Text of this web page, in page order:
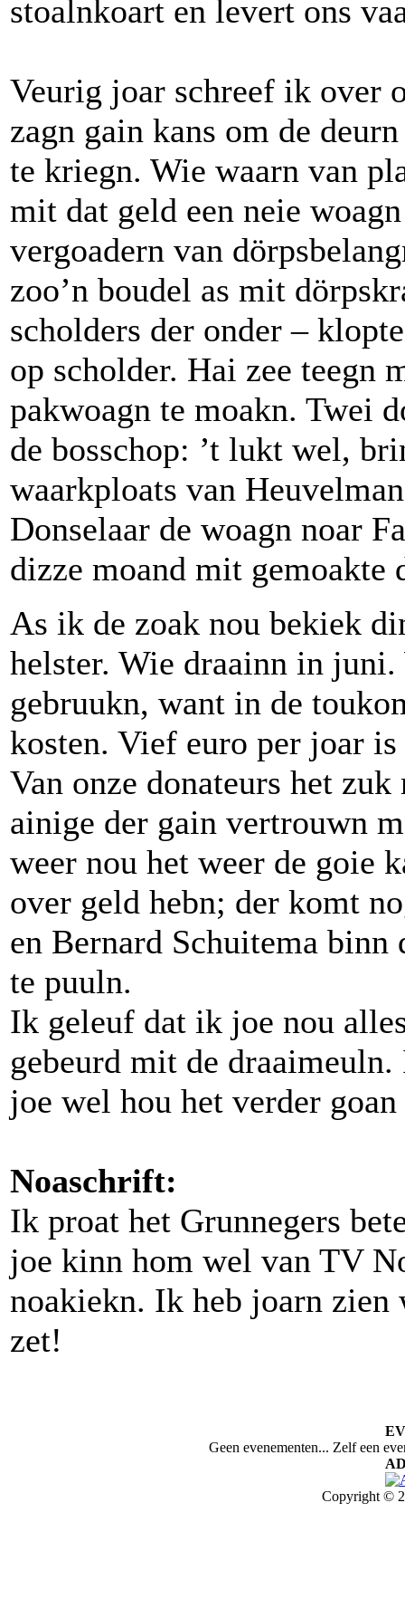
stoalnkoart en levert ons
Veurig joar schreef ik over
zagn gain kans om de
te kriegn. Wie waarn van
mit dat geld een neie
vergoadern van
zoo’n boudel as mit
scholders der onder –
op scholder. Hai zee teegn
pakwoagn te moakn. Twei
de bosschop: ’t lukt wel,
waarkploats van
Donselaar de woagn noar
dizze moand mit gemoakte
As ik de zoak nou bekiek
helster. Wie draainn in
gebruukn, want in de
kosten. Vief euro per joar
Van onze donateurs het
ainige der gain vertrouwn
weer nou het weer de goie
over geld hebn; der komt
en Bernard Schuitema binn
te puuln.
Ik geleuf dat ik joe nou
gebeurd mit de
joe wel hou het verder
Noaschrift:
Ik proat het Grunnegers
joe kinn hom wel van TV
noakiekn. Ik heb joarn zien
zet!
Geen evenementen... Zelf een
Copyright ©